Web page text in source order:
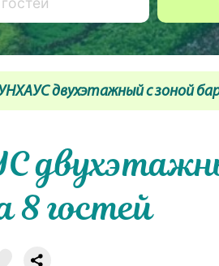
двухэтажный с зоной
8 гостей